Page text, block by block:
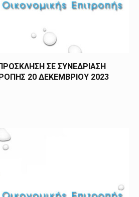
ΣΕ ΣΥΝΕΔΡΙΑΣΗ
20 ΔΕΚΕΜΒΡΙΟΥ 2023